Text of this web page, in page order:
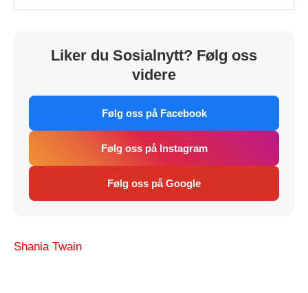
Liker du Sosialnytt? Følg oss
videre
Følg oss på Facebook
Følg oss på Instagram
Følg oss på Google
Shania Twain